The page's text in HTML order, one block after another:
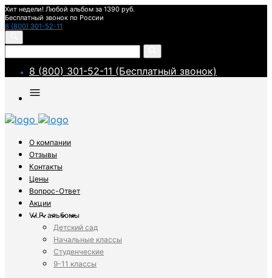
Хит недели! Любой альбом за 1390 руб.
Бесплатный звонок по России
8 (800) 301-52-11
8 (800) 301-52-11 (Бесплатный звонок)
О компании
Отзывы
Контакты
Цены
Вопрос-Ответ
Акции
V.I.P. альбомы
Детский сад
Начальные классы
Студенческие
9-11 классы